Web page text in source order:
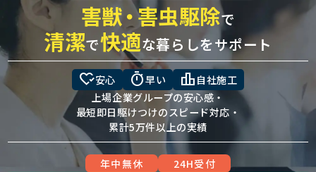
害獣・害虫駆除で
清潔で快適な暮らしをサポート
heart_check安心 timer早い leaderboard 自社施工
上場企業グループの安心感・
最短即日駆けつけのスピード対応・
累計5万件以上の実績
年中無休
24H受付